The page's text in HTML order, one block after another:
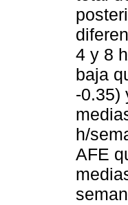
4 y 8
baja
-0.35)
h/
AFE